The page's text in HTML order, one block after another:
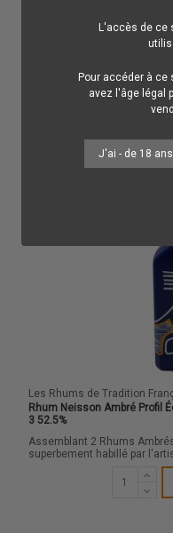
L'accès de ce
Pour accéder à
avez l'âge légal
J'ai - de 18 ans
Les Rhums de Tradition
Rhum Neisson Ambré Profil
3 52.5%
Assemblant 2 Rhums
superbement habillé par